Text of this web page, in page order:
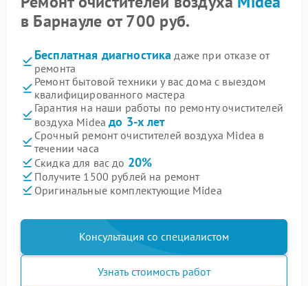
в Барнауле от 700 руб.
Бесплатная диагностика даже при отказе от
ремонта
Ремонт бытовой техники у вас дома с выездом
квалифицированного мастера
Гарантия на наши работы по ремонту очистителей
воздуха Mideaдо 3-х лет
Срочный ремонт очистителей воздуха Midea в
течении часа
Скидка для вас до 20%
Получите 1500 рублей на ремонт
Оригинальные комплектующие Midea
Консультация со специалистом
Узнать стоимость работ